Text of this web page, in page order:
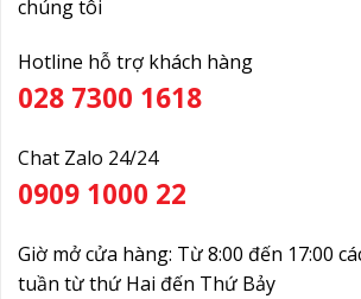
chúng tôi
Hotline hỗ trợ khách hàng
028 7300 1618
Chat Zalo 24/24
0909 1000 22
Giờ mở cửa hàng: Từ 8:00 đến 17:00
tuần từ thứ Hai đến Thứ Bảy